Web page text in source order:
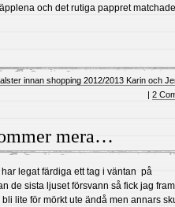
och det rutiga pappret matchade
innan shopping 2012/2013 Karin och
| 2
mera…
legat färdiga ett tag i väntan på
de sista ljuset försvann så fick jag fram
lite för mörkt ute ändå men annars